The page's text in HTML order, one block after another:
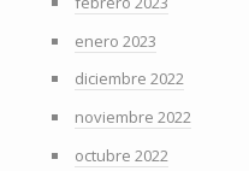
enero 2023
diciembre 2022
noviembre 2022
octubre 2022